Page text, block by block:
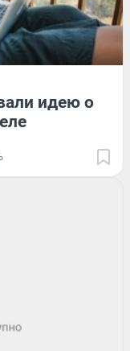
идею о